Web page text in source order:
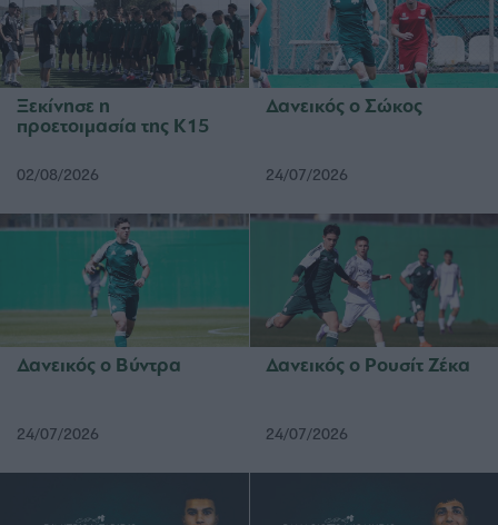
Ξεκίνησε η
προετοιμασία της Κ15
02/08/2026
Δανεικός ο Σώκος
24/07/2026
Δανεικός ο Βύντρα
24/07/2026
Δανεικός ο Ρουσίτ Ζέκα
24/07/2026